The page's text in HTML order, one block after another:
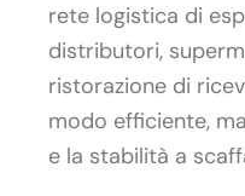
rete logistica di
distributori,
ristorazione di
modo efficiente,
e la stabilità a